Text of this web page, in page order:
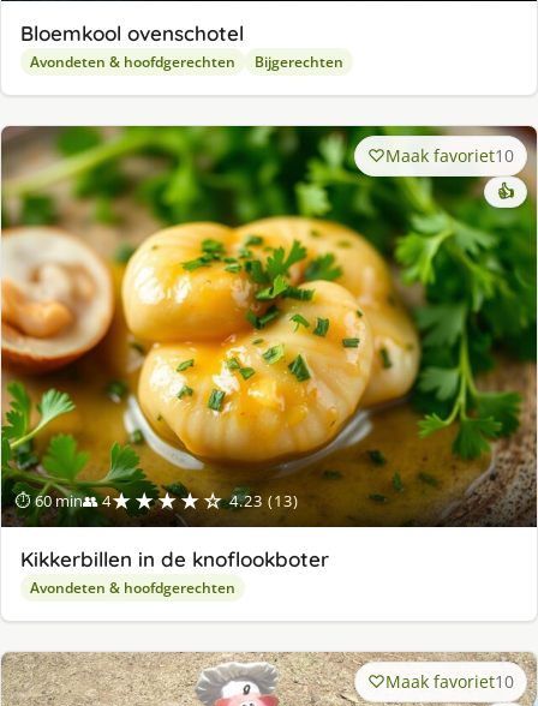
Bloemkool ovenschotel
Avondeten & hoofdgerechten Bijgerechten
⏱ 60 min👥 4★★★★☆ 4.23 (13)
Maak favoriet10
👍
Kikkerbillen in de knoflookboter
Avondeten & hoofdgerechten
Maak favoriet10